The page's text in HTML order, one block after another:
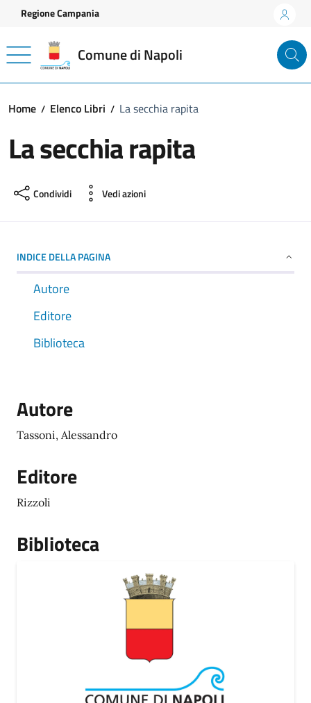
Vai ai contenuti
Vai al footer
Regione Campania
Comune di Napoli
Home Elenco Libri La secchia rapita
La secchia rapita
Condividi Vedi azioni
INDICE DELLA PAGINA
Autore
Editore
Biblioteca
Autore
Tassoni, Alessandro
Editore
Rizzoli
Biblioteca